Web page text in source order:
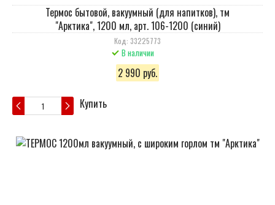
Термос бытовой, вакуумный (для напитков), тм
"Арктика", 1200 мл, арт. 106-1200 (синий)
Код: 33225773
В наличии
2 990 руб.
Купить